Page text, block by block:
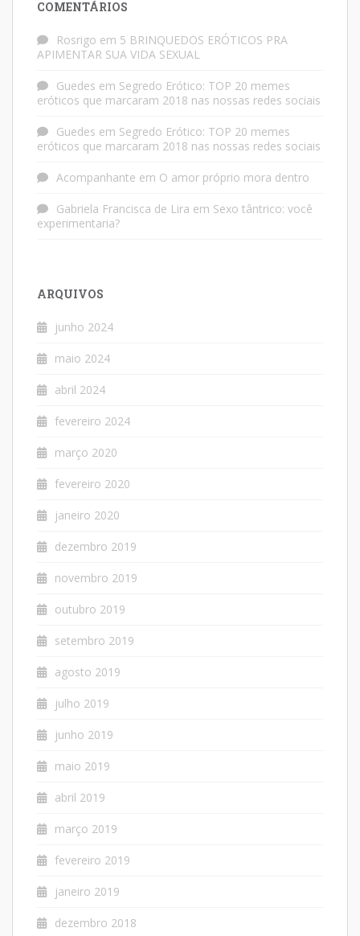
COMENTÁRIOS
Rosrigo em 5 BRINQUEDOS ERÓTICOS PRA
APIMENTAR SUA VIDA SEXUAL
Guedes em Segredo Erótico: TOP 20 memes
eróticos que marcaram 2018 nas nossas redes sociais
Guedes em Segredo Erótico: TOP 20 memes
eróticos que marcaram 2018 nas nossas redes sociais
Acompanhante em O amor próprio mora dentro
Gabriela Francisca de Lira em Sexo tântrico: você
experimentaria?
ARQUIVOS
junho 2024
maio 2024
abril 2024
fevereiro 2024
março 2020
fevereiro 2020
janeiro 2020
dezembro 2019
novembro 2019
outubro 2019
setembro 2019
agosto 2019
julho 2019
junho 2019
maio 2019
abril 2019
março 2019
fevereiro 2019
janeiro 2019
dezembro 2018